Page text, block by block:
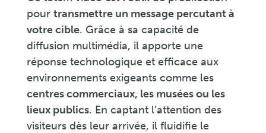
pour transmettre un message percutant à
votre cible. Grâce à sa capacité de
diffusion multimédia, il apporte une
réponse technologique et efficace aux
environnements exigeants comme les
centres commerciaux, les musées ou les
lieux publics. En captant l’attention des
visiteurs dès leur arrivée, il fluidifie le